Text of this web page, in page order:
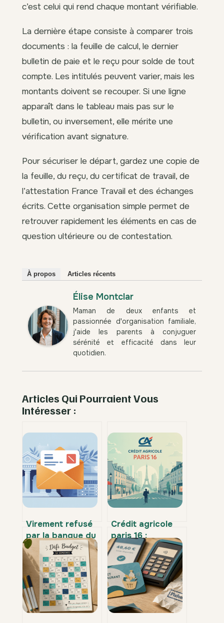
c’est celui qui rend chaque montant vérifiable.
La dernière étape consiste à comparer trois
documents : la feuille de calcul, le dernier
bulletin de paie et le reçu pour solde de tout
compte. Les intitulés peuvent varier, mais les
montants doivent se recouper. Si une ligne
apparaît dans le tableau mais pas sur le
bulletin, ou inversement, elle mérite une
vérification avant signature.
Pour sécuriser le départ, gardez une copie de
la feuille, du reçu, du certificat de travail, de
l’attestation France Travail et des échanges
écrits. Cette organisation simple permet de
retrouver rapidement les éléments en cas de
question ultérieure ou de contestation.
À propos Articles récents
Élise Montclar
Maman de deux enfants et
passionnée d'organisation familiale,
j'aide les parents à conjuguer
sérénité et efficacité dans leur
quotidien.
Articles Qui Pourraient Vous
Intéresser :
Virement refusé
par la banque du
bénéficiaire :
causes, solutions
et recours
Crédit agricole
paris 16 :
agences, services
et conseils pour
bien choisir